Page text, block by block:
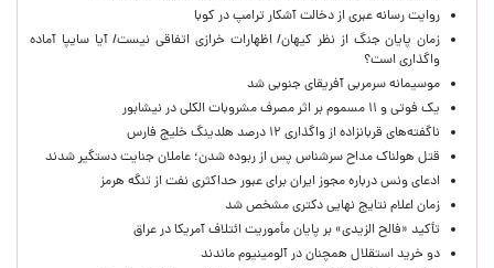
روایت رسانه عبری از دخالت آشکار ترامپ در کوبا
زمان پایان جنگ از نظر کیهان/ اظهارات خرازی اتفاقی نیست/ آیا سایپا آماده
واگذاری است؟
موسیمانه سرمربی آفریقای جنوبی شد
یک فوتی و ۱۱ مسموم بر اثر مصرف مشروبات الکلی در نیشابور
ناگفته‌های قربانزاده از واگذاری ۱۲ درصد هلدینگ خلیج فارس
قتل هولناک مداح سرشناس پس از ربوده شدن؛ عاملان جنایت دستگیر شدند
ادعای ونس درباره مجوز ایران برای عبور حداکثری نفت از تنگه هرمز
زمان اعلام نتایج نهایی دکتری مشخص شد
تأکید «فالح الزیدی» بر پایان مأموریت ائتلاف آمریکا در عراق
دو خرید استقلال همچنان در آلومینیوم ماندند